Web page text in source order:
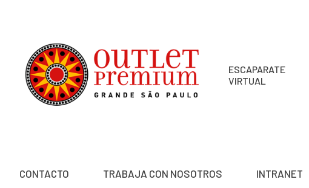
ESCAPARATE
VIRTUAL
CONTACTO TRABAJA CON NOSOTROS INTRANET